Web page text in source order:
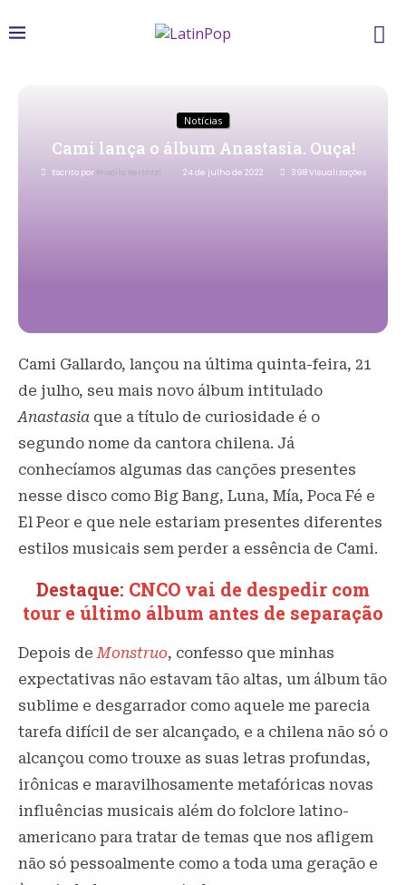
Notícias
Cami lança o álbum Anastasia. Ouça!
Escrito por Priscila Bertozzi 24 de julho de 2022 398Visualizações
Cami Gallardo, lançou na última quinta-feira, 21
de julho, seu mais novo álbum intitulado
Anastasia que a título de curiosidade é o
segundo nome da cantora chilena. Já
conhecíamos algumas das canções presentes
nesse disco como Big Bang, Luna, Mía, Poca Fé e
El Peor e que nele estariam presentes diferentes
estilos musicais sem perder a essência de Cami.
Destaque: CNCO vai de despedir com
tour e último álbum antes de separação
Depois deMonstruo, confesso que minhas
expectativas não estavam tão altas, um álbum tão
sublime e desgarrador como aquele me parecia
tarefa difícil de ser alcançado, e a chilena não só o
alcançou como trouxe as suas letras profundas,
irônicas e maravilhosamente metafóricas novas
influências musicais além do folclore latino-
americano para tratar de temas que nos afligem
não só pessoalmente como a toda uma geração e